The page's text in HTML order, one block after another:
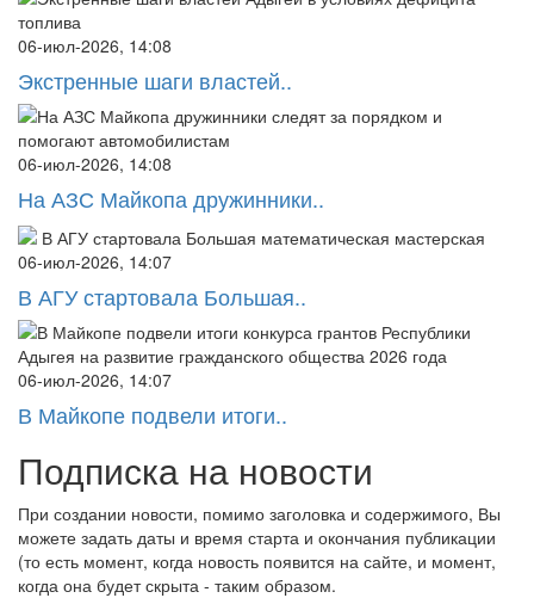
06-июл-2026, 14:08
Экстренные шаги властей..
06-июл-2026, 14:08
На АЗС Майкопа дружинники..
06-июл-2026, 14:07
В АГУ стартовала Большая..
06-июл-2026, 14:07
В Майкопе подвели итоги..
Подписка на новости
При создании новости, помимо заголовка и содержимого, Вы
можете задать даты и время старта и окончания публикации
(то есть момент, когда новость появится на сайте, и момент,
когда она будет скрыта - таким образом.